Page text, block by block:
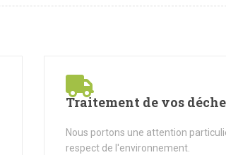
Traitement de vos
Nous portons une attention
respect de l'environnement.